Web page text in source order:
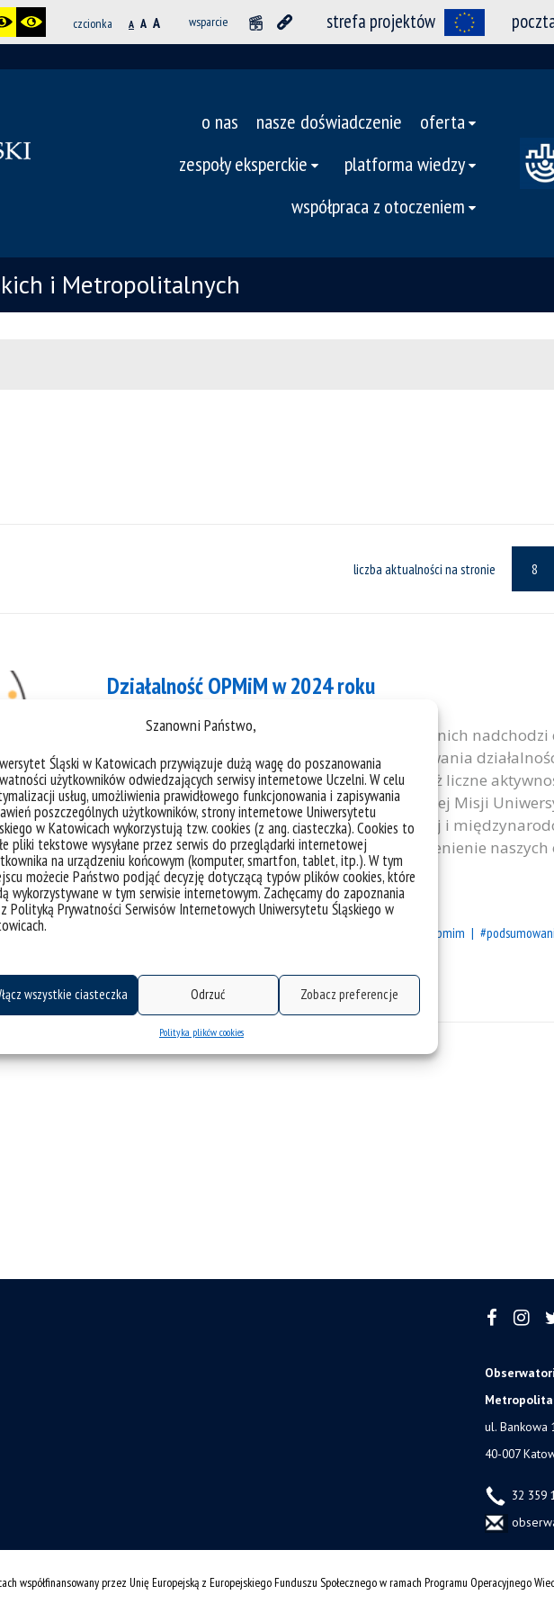
Szanowni Państwo,
Śląski w Katowicach przywiązuje dużą wagę do poszanowania
użytkowników odwiedzających serwisy internetowe Uczelni. W celu
usług, umożliwienia prawidłowego funkcjonowania i zapisywania
poszczególnych użytkowników, strony internetowe Uniwersytetu
w Katowicach wykorzystują tzw. cookies (z ang. ciasteczka). Cookies to
pliki tekstowe wysyłane przez serwis do przeglądarki internetowej
na urządzeniu końcowym (komputer, smartfon, tablet, itp.). W tym
możecie Państwo podjąć decyzję dotyczącą typów plików cookies, które
wykorzystywane w tym serwisie internetowym. Zachęcamy do zapoznania
Polityką Prywatności Serwisów Internetowych Uniwersytetu Śląskiego w
wszystkie ciasteczka Odrzuć Zobacz preferencje
Polityka plików cookies
czcionka A A A wsparcie strefa projektów
o nas nasze doświadczenie
oferta
zespoły eksperckie
platforma wiedzy
współpraca z otoczeniem
i Metropolitalnych
liczba aktualności na stronie 8
Działalność OPMiM w 2024 roku
Szanowni Państwo, wraz z okresem wakacji letnich
radością informujemy o publikacji Podsumowania
Śląskiego w roku 2024, które obejmuje również liczne
Obserwatorium, realizowane w ramach Trzeciej Misji
w obszarze wspierania współpracy regionalnej i
dziękujemy Uniwersytetowi Śląskiemu za docenienie naszych
Państwa do...
kategorie:aktualności
#opmim
ul. Bankowa
40-007
32 359
współfinansowany przez Unię Europejską z Europejskiego Funduszu Społecznego w ramach Programu Operacyjnego